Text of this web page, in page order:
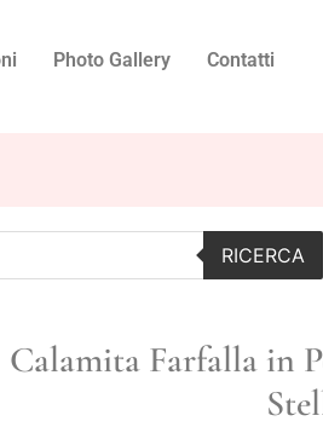
Photo Gallery Contatti
RICERCA
Calamita Farfalla in